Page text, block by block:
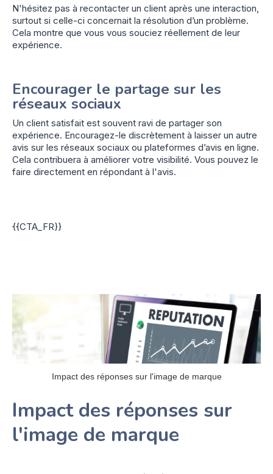
N'hésitez pas à recontacter un client après une interaction,
surtout si celle-ci concernait la résolution d’un problème.
Cela montre que vous vous souciez réellement de leur
expérience.
Encourager le partage sur les
réseaux sociaux
Un client satisfait est souvent ravi de partager son
expérience. Encouragez-le discrètement à laisser un autre
avis sur les réseaux sociaux ou plateformes d’avis en ligne.
Cela contribuera à améliorer votre visibilité. Vous pouvez le
faire directement en répondant à l'avis.
{{CTA_FR}}
Impact des réponses sur l'image de marque
Impact des réponses sur
l'image de marque